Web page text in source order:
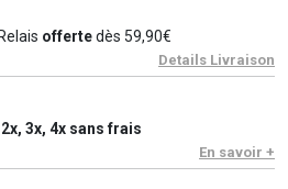
offertedès 59,90€
Details Livraison
2x, 3x, 4x sans frais
En savoir +